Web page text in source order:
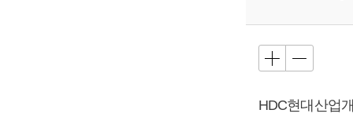
HDC현대산업